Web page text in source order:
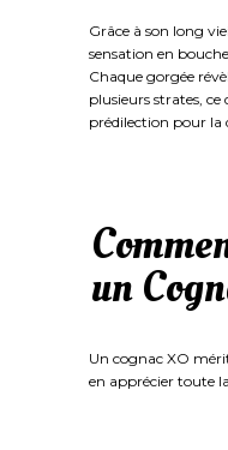
Grâce à son long
sensation en
Chaque gorgée
plusieurs strates,
prédilection pour la
un
Un cognac XO
en apprécier toute